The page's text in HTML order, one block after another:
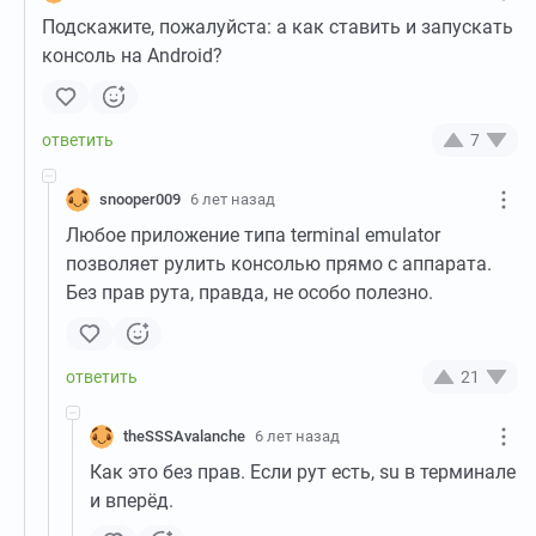
Подскажите, пожалуйста: а как ставить и запускать
консоль на Android?
7
snooper009 6 лет назад
Любое приложение типа terminal emulator
позволяет рулить консолью прямо с аппарата.
Без прав рута, правда, не особо полезно.
21
theSSSAvalanche 6 лет назад
Как это без прав. Если рут есть, su в терминале
и вперёд.